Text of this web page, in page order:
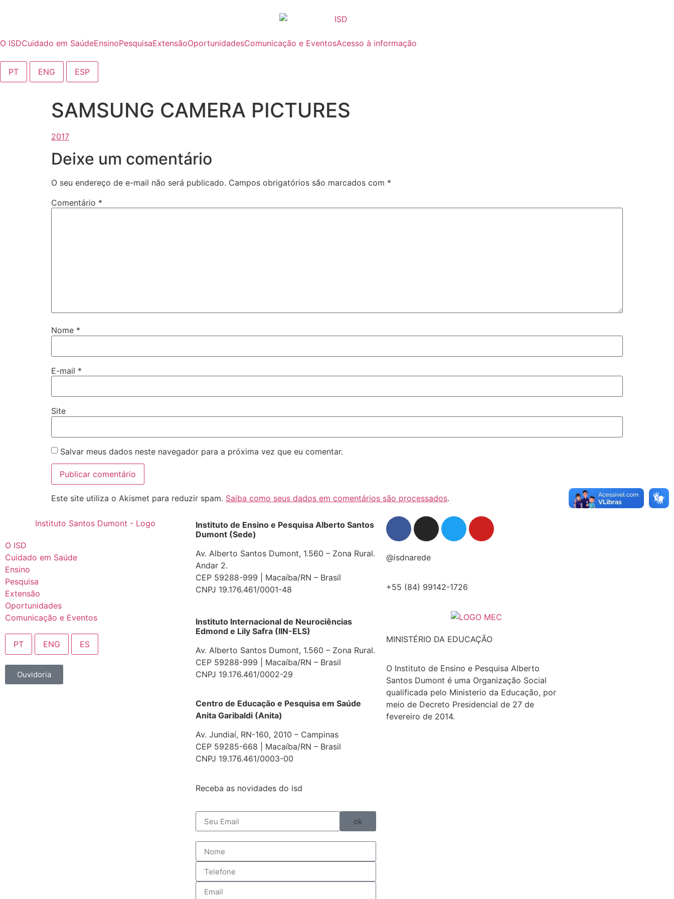
O ISDCuidado em SaúdeEnsinoPesquisaExtensãoOportunidadesComunicação e EventosAcesso à informação
PT ENG ESP
SAMSUNG CAMERA PICTURES
Deixe um comentário
O seu endereço de e-mail não será publicado. Campos obrigatórios são marcados com *
Comentário *
Nome *
E-mail *
Site
Salvar meus dados neste navegador para a próxima vez que eu comentar.
Este site utiliza o Akismet para reduzir spam. Saiba como seus dados em comentários são processados.
O ISD
Cuidado em Saúde
Ensino
Pesquisa
Extensão
Oportunidades
Comunicação e Eventos
PT ENG ES
Ouvidoria
Instituto de Ensino e Pesquisa Alberto Santos
Dumont (Sede)
Av. Alberto Santos Dumont, 1.560 – Zona Rural.
Andar 2.
CEP 59288-999 | Macaíba/RN – Brasil
CNPJ 19.176.461/0001-48
Instituto Internacional de Neurociências
Edmond e Lily Safra (IIN-ELS)
Av. Alberto Santos Dumont, 1.560 – Zona Rural.
CEP 59288-999 | Macaíba/RN – Brasil
CNPJ 19.176.461/0002-29
Centro de Educação e Pesquisa em Saúde
Anita Garibaldi (Anita)
Av. Jundiaí, RN-160, 2010 – Campinas
CEP 59285-668 | Macaíba/RN – Brasil
CNPJ 19.176.461/0003-00
Receba as novidades do isd
ok
@isdnarede
+55 (84) 99142-1726
MINISTÉRIO DA EDUCAÇÃO
O Instituto de Ensino e Pesquisa Alberto
Santos Dumont é uma Organização Social
qualificada pelo Ministerio da Educação, por
meio de Decreto Presidencial de 27 de
fevereiro de 2014.